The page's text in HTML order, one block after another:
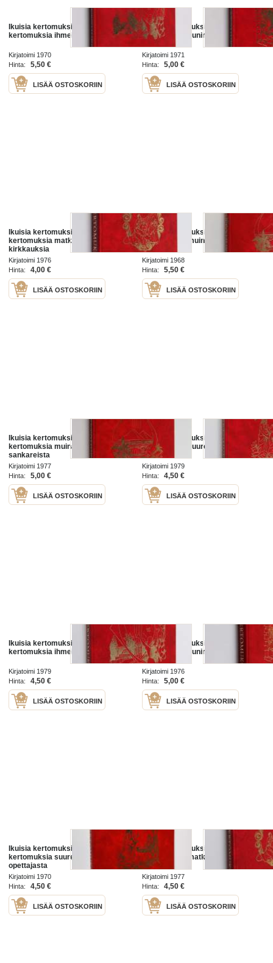
Ikuisia kertomuksia 7 : Ikuisia
kertomuksia ihmeitten miehestä
Kirjatoimi 1970
Hinta:
5,50 €
LISÄÄ OSTOSKORIIN
Ikuisia kertomuksia 9 : Ikuisia
kertomuksia kuningasten
Kuninkaasta
Kirjatoimi 1971
Hinta:
5,00 €
LISÄÄ OSTOSKORIIN
Ikuisia kertomuksia 10 : Ikuisia
kertomuksia matkalta kohti
kirkkauksia
Kirjatoimi 1976
Hinta:
4,00 €
LISÄÄ OSTOSKORIIN
Ikuisia kertomuksia 2 : Ikuisia
kertomuksia muinaisajan
sankareista
Kirjatoimi 1968
Hinta:
5,50 €
LISÄÄ OSTOSKORIIN
Ikuisia kertomuksia 2 : Ikuisia
kertomuksia muinaisajan
sankareista
Kirjatoimi 1977
Hinta:
5,00 €
LISÄÄ OSTOSKORIIN
Ikuisia kertomuksia 8 : Ikuisia
kertomuksia suuresta lääkäristä ja
opettajasta
Kirjatoimi 1979
Hinta:
4,50 €
LISÄÄ OSTOSKORIIN
Ikuisia kertomuksia 7 : Ikuisia
kertomuksia ihmeitten miehestä
Kirjatoimi 1979
Hinta:
4,50 €
LISÄÄ OSTOSKORIIN
Ikuisia kertomuksia 9 : Ikuisia
kertomuksia kuningasten
kuninkaasta
Kirjatoimi 1976
Hinta:
5,00 €
LISÄÄ OSTOSKORIIN
Ikuisia kertomuksia 8 : Ikuisia
kertomuksia suuresta lääkäristä ja
opettajasta
Kirjatoimi 1970
Hinta:
4,50 €
LISÄÄ OSTOSKORIIN
Ikuisia kertomuksia 10 : Ikuisia
kertomuksia matkalta kohti
kirkkauksia
Kirjatoimi 1977
Hinta:
4,50 €
LISÄÄ OSTOSKORIIN